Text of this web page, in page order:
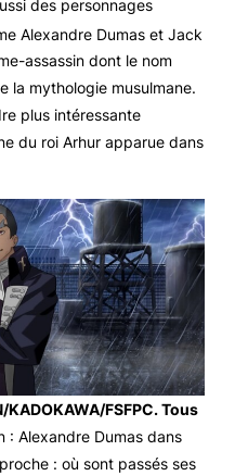
des personnages
Alexandre Dumas et Jack
assassin dont le nom
la mythologie musulmane.
plus intéressante
du roi Arhur apparue dans
FSFPC. Tous
: Alexandre Dumas dans
: où sont passés ses